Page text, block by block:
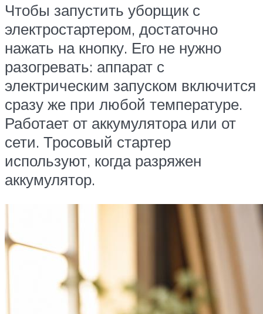
Чтобы запустить уборщик с
электростартером, достаточно
нажать на кнопку. Его не нужно
разогревать: аппарат с
электрическим запуском включится
сразу же при любой температуре.
Работает от аккумулятора или от
сети. Тросовый стартер
используют, когда разряжен
аккумулятор.